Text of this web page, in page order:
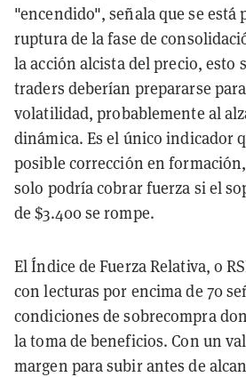
"encendido", señala que se está
ruptura de la fase de
la acción alcista del precio, esto
traders deberían prepararse
volatilidad, probablemente al
dinámica. Es el único indicador
posible corrección en
solo podría cobrar fuerza si el
de $3.400 se rompe.
El Índice de Fuerza Relativa, o
con lecturas por encima de 70
condiciones de sobrecompra
la toma de beneficios. Con un
margen para subir antes de